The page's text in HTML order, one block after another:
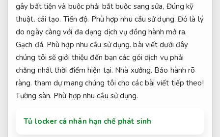
gây bất tiện và buộc phải bắt buộc sang sửa, Đúng kỹ
thuật. cải tạo. Tiến độ. Phù hợp nhu cầu sử dụng. Đó là lý
do ngày càng với đa dạng dịch vụ đồng hành mở ra.
Gạch đá. Phù hợp nhu cầu sử dụng. bài viết dưới đây
chúng tôi sẽ giới thiệu đến bạn các gói dịch vụ phải
chăng nhất thời điểm hiện tại. Nhà xưởng. Bảo hành rõ
ràng. tham dự mang chúng tôi cho các bài viết tiếp theo!
Tường sàn. Phù hợp nhu cầu sử dụng.
Tủ locker cá nhân hạn chế phát sinh